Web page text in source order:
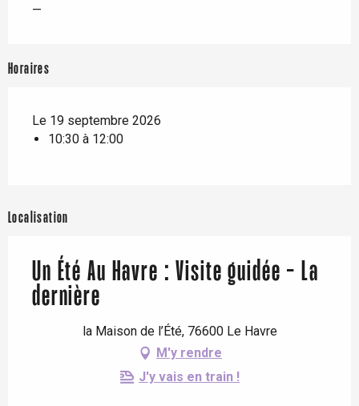
—
Horaires
Le 19 septembre 2026
10:30 à 12:00
Localisation
Un Été Au Havre : Visite guidée - La
dernière
la Maison de l’Été, 76600 Le Havre
M'y rendre
J'y vais en train !